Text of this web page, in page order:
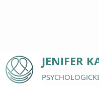
JENIFER